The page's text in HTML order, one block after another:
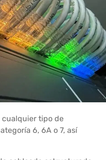
cualquier tipo de
6, 6A o 7, así